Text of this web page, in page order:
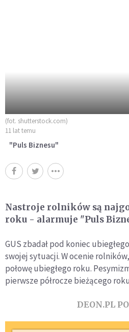
(fot. shutterstock.com)
11 lat temu
"Puls Biznesu"
Nastroje rolników są
roku - alarmuje "Puls
GUS zbadał pod koniec
swojej sytuacji. W ocenie
połowę ubiegłego roku.
pierwsze półrocze bieżącego
DEON.PL